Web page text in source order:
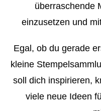
überraschende
einzusetzen und
Egal, ob du gerade
kleine
soll dich inspirieren,
viele neue Ideen